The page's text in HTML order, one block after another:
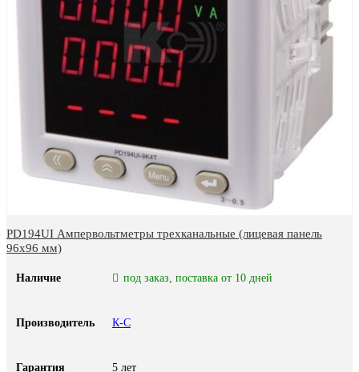
PD194UI Ампервольтметры трехканальные (лицевая панель
96х96 мм)
Наличие под заказ, поставка от 10 дней
Производитель К-С
Гарантия 5 лет